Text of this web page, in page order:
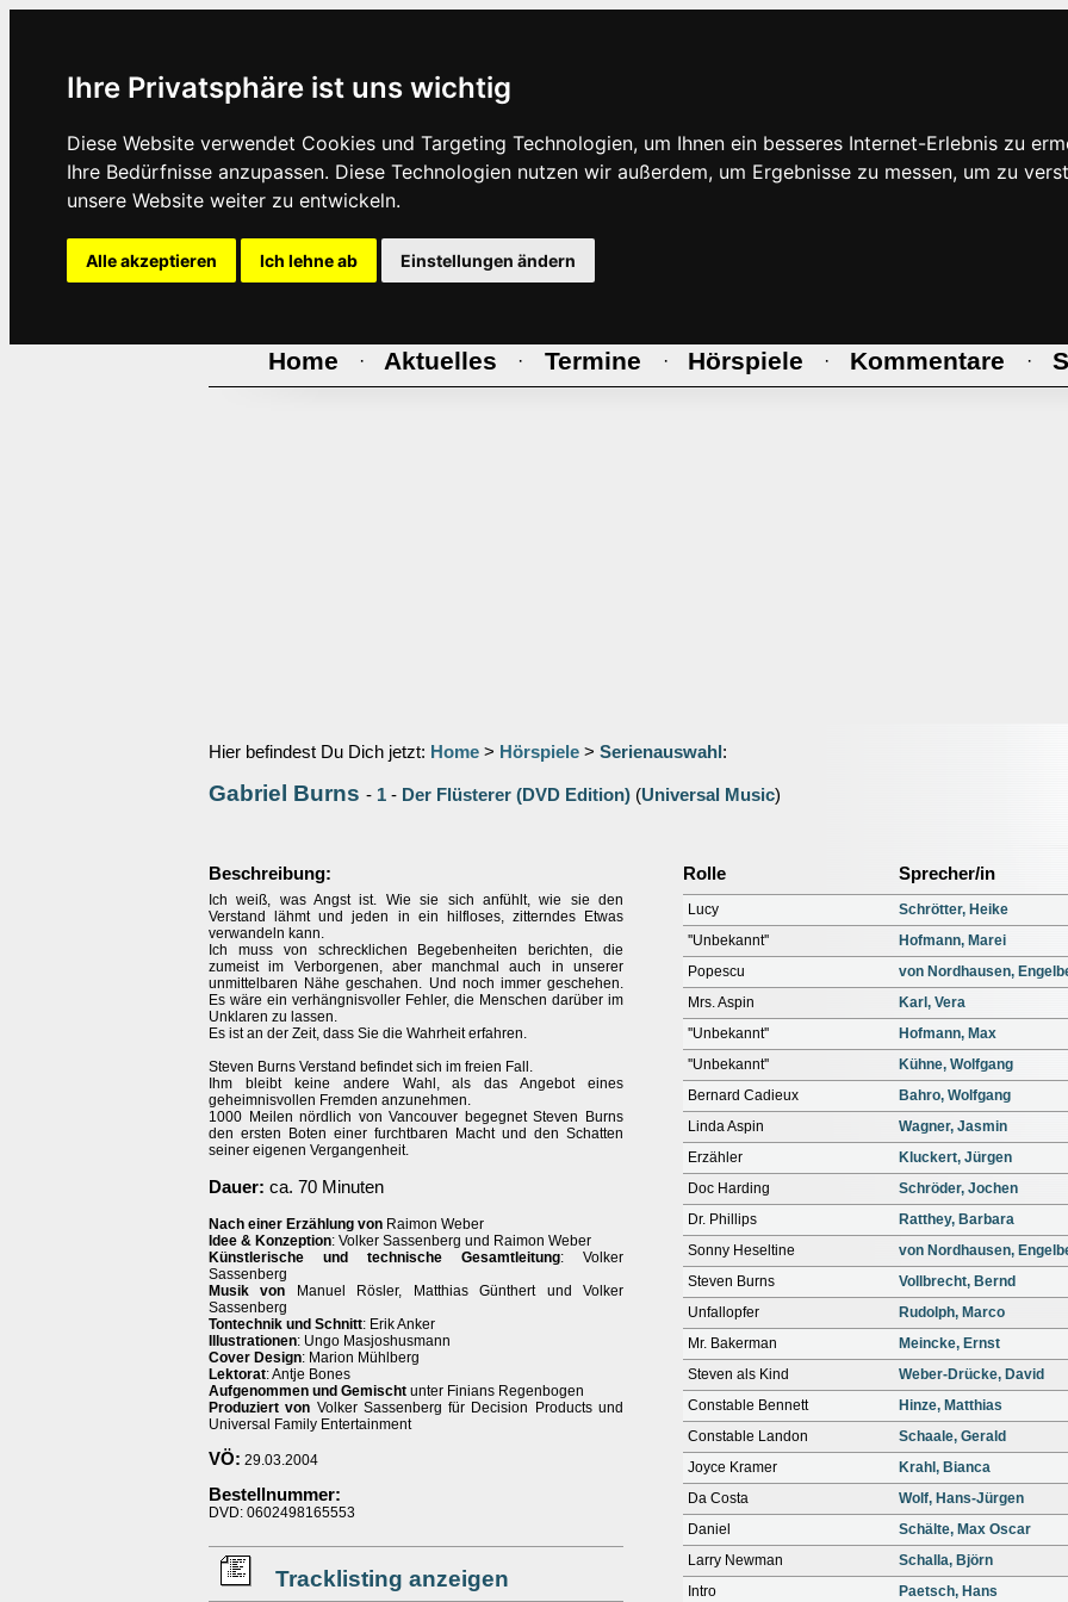
Ihre Privatsphäre ist uns wichtig
Diese Website verwendet Cookies und Targeting Technologien, um Ihnen ein besseres Internet-Erlebnis zu
Ihre Bedürfnisse anzupassen. Diese Technologien nutzen wir außerdem, um Ergebnisse zu messen, um zu
unsere Website weiter zu entwickeln.
Alle akzeptieren Ich lehne ab Einstellungen ändern
Home · Aktuelles · Termine · Hörspiele · Kommentare ·
Hier befindest Du Dich jetzt: Home > Hörspiele > Serienauswahl :
Gabriel Burns - 1 - Der Flüsterer (DVD Edition) (Universal Music)
Beschreibung:
Ich weiß, was Angst ist. Wie sie sich anfühlt, wie sie den
Verstand lähmt und jeden in ein hilfloses, zitterndes Etwas
verwandeln kann.
Ich muss von schrecklichen Begebenheiten berichten, die
zumeist im Verborgenen, aber manchmal auch in unserer
unmittelbaren Nähe geschahen. Und noch immer geschehen.
Es wäre ein verhängnisvoller Fehler, die Menschen darüber im
Unklaren zu lassen.
Es ist an der Zeit, dass Sie die Wahrheit erfahren.
Steven Burns Verstand befindet sich im freien Fall.
Ihm bleibt keine andere Wahl, als das Angebot eines
geheimnisvollen Fremden anzunehmen.
1000 Meilen nördlich von Vancouver begegnet Steven Burns
den ersten Boten einer furchtbaren Macht und den Schatten
seiner eigenen Vergangenheit.
Dauer: ca. 70 Minuten
Nach einer Erzählung von Raimon Weber
Idee & Konzeption: Volker Sassenberg und Raimon Weber
Künstlerische und technische Gesamtleitung: Volker
Sassenberg
Musik von Manuel Rösler, Matthias Günthert und Volker
Sassenberg
Tontechnik und Schnitt: Erik Anker
Illustrationen: Ungo Masjoshusmann
Cover Design: Marion Mühlberg
Lektorat: Antje Bones
Aufgenommen und Gemischt unter Finians Regenbogen
Produziert von Volker Sassenberg für Decision Products und
Universal Family Entertainment
VÖ: 29.03.2004
Bestellnummer:
DVD: 0602498165553
Tracklisting anzeigen
Rolle Sprecher/in
Lucy
Schrötter, Heike
''Unbekannt''
Hofmann, Marei
Popescu
von Nordhausen,
Mrs. Aspin
Karl, Vera
''Unbekannt''
Hofmann, Max
''Unbekannt''
Kühne, Wolfgang
Bernard Cadieux
Bahro, Wolfgang
Linda Aspin
Wagner, Jasmin
Erzähler
Kluckert, Jürgen
Doc Harding
Schröder, Jochen
Dr. Phillips
Ratthey, Barbara
Sonny Heseltine
von Nordhausen,
Steven Burns
Vollbrecht, Bernd
Unfallopfer
Rudolph, Marco
Mr. Bakerman
Meincke, Ernst
Steven als Kind
Weber-Drücke, David
Constable Bennett
Hinze, Matthias
Constable Landon
Schaale, Gerald
Joyce Kramer
Krahl, Bianca
Da Costa
Wolf, Hans-Jürgen
Daniel
Schälte, Max Oscar
Larry Newman
Schalla, Björn
Intro
Paetsch, Hans